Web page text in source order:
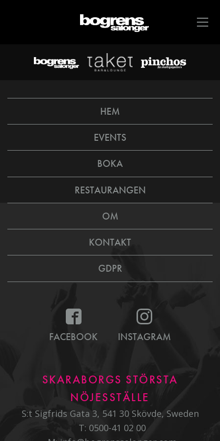
HEM
EVENTS
BOKA
RESTAURANGEN
OM
KONTAKT
GDPR
FACEBOOK INSTAGRAM
SKARABORGS STÖRSTA
NÖJESSTÄLLE
S:t Sigfrids Gata 3, 541 30 Skövde, Sweden
T: 0500-41 02 00